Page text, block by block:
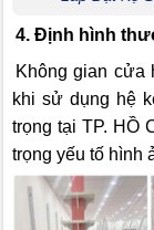
4. Định hình
Không gian cửa
khi sử dụng hệ
trọng tại TP. HỒ
trọng yếu tố hình